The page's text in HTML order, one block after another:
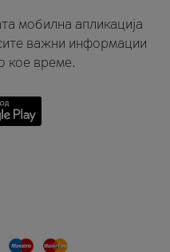
мобилна апликација
важни информации
кое време.